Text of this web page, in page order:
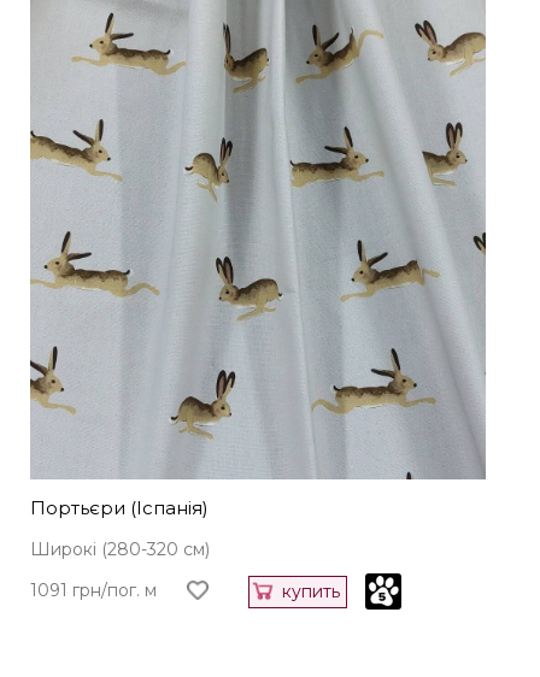
Портьєри (Іспанія)
Широкі (280-320 см)
1091 грн/пог. м
купить